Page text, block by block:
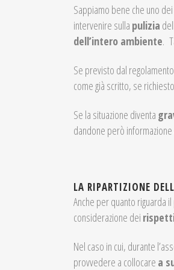
Sappiamo bene che uno
intervenire sulla pulizia
dell’intero ambiente.
Se previsto dal
come già scritto, se
Se la situazione diventa
dandone però
LA RIPARTIZIONE
Anche per quanto riguarda
considerazione dei
Nel caso in cui, durante
provvedere a collocare a